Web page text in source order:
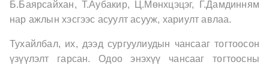
Б.Баярсайхан, Т.Аубакир, Ц.Мөнхцэцэг, Г.Дамдинням
нар ажлын хэсгээс асуулт асууж, хариулт авлаа.
Тухайлбал, их, дээд сургуулиудын чансааг тогтоосон
үзүүлэлт гарсан. Одоо энэхүү чансааг тогтоосны